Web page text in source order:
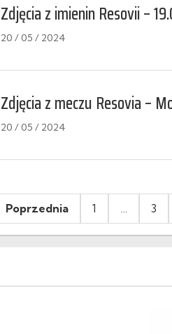
Zdjęcia z imienin Resovii –
20 / 05 / 2024
Zdjęcia z meczu Resovia –
20 / 05 / 2024
Poprzednia 1 … 3